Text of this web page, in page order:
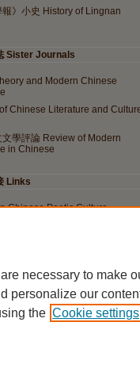
報》小史 History of Lingnan
Sister Journals
and Modern Chinese
Chinese Literature and
文學評論 Review of Modern
in Chinese
Links
Chinese Poetic Culture
2788-4376
necessary to make
personalize our
the Cookie settings